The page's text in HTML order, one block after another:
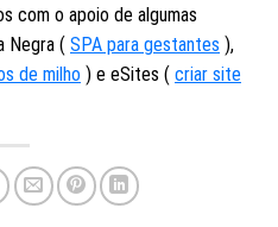
com o apoio de algumas
Negra ( SPA para gestantes ),
de milho ) e eSites ( criar site